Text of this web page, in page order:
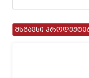
მსგავსი